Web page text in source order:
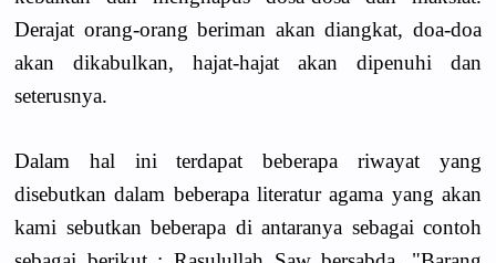
Derajat orang-orang beriman akan diangkat, doa-doa
akan dikabulkan, hajat-hajat akan dipenuhi dan
seterusnya.
Dalam hal ini terdapat beberapa riwayat yang
disebutkan dalam beberapa literatur agama yang akan
kami sebutkan beberapa di antaranya sebagai contoh